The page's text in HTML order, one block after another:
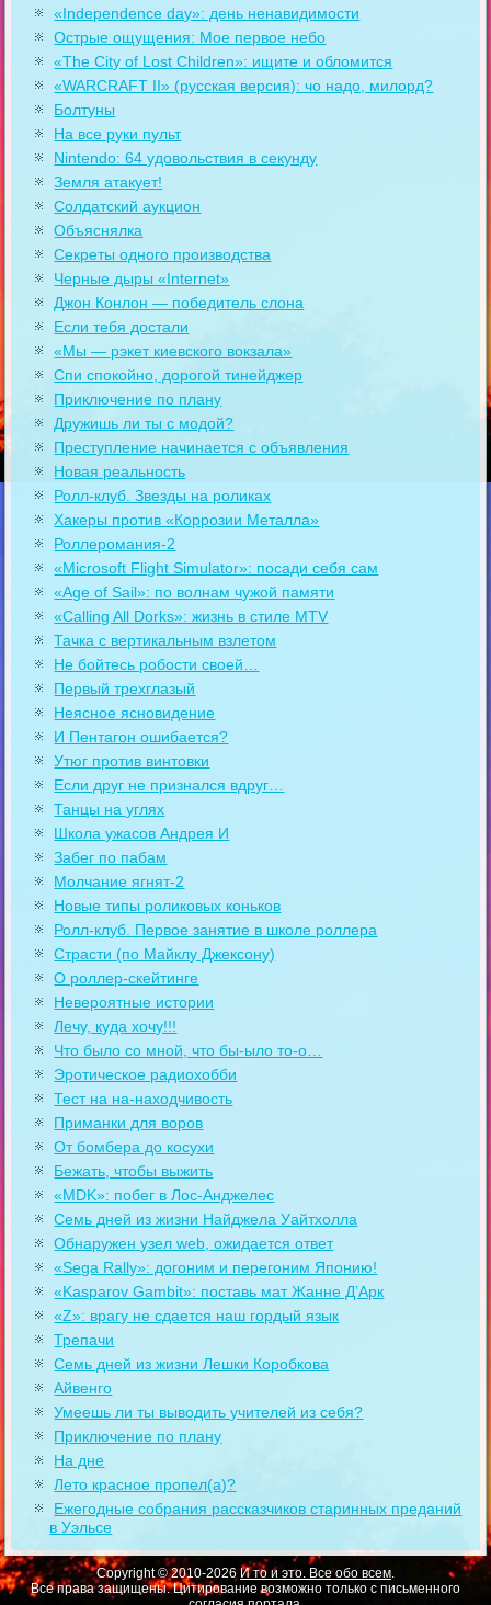
«Independence day»: день ненавидимости
Острые ощущения: Мое первое небо
«The City of Lost Children»: ищите и обломится
«WARCRAFT II» (русская версия): чо надо, милорд?
Болтуны
На все руки пульт
Nintendo: 64 удовольствия в секунду
Земля атакует!
Солдатский аукцион
Объяснялка
Секреты одного производства
Черные дыры «Internet»
Джон Конлон — победитель слона
Если тебя достали
«Мы — рэкет киевского вокзала»
Спи спокойно, дорогой тинейджер
Приключение по плану
Дружишь ли ты с модой?
Преступление начинается с объявления
Новая реальность
Ролл-клуб. Звезды на роликах
Хакеры против «Коррозии Металла»
Роллеромания-2
«Microsoft Flight Simulator»: посади себя сам
«Age of Sail»: по волнам чужой памяти
«Calling All Dorks»: жизнь в стиле MTV
Тачка с вертикальным взлетом
Не бойтесь робости своей…
Первый трехглазый
Неясное ясновидение
И Пентагон ошибается?
Утюг против винтовки
Если друг не признался вдруг…
Танцы на углях
Школа ужасов Андрея И
Забег по пабам
Молчание ягнят-2
Новые типы роликовых коньков
Ролл-клуб. Первое занятие в школе роллера
Страсти (по Майклу Джексону)
О роллер-скейтинге
Невероятные истории
Лечу, куда хочу!!!
Что было со мной, что бы-ыло то-о…
Эротическое радиохобби
Тест на на-находчивость
Приманки для воров
От бомбера до косухи
Бежать, чтобы выжить
«MDK»: побег в Лос-Анджелес
Семь дней из жизни Найджела Уайтхолла
Обнаружен узел web, ожидается ответ
«Sega Rally»: догоним и перегоним Японию!
«Kasparov Gambit»: поставь мат Жанне Д’Арк
«Z»: врагу не сдается наш гордый язык
Трепачи
Семь дней из жизни Лешки Коробкова
Айвенго
Умеешь ли ты выводить учителей из себя?
Приключение по плану
На дне
Лето красное пропел(а)?
Ежегодные собрания рассказчиков старинных преданий
в Уэльсе
Copyright © 2010-2026 И то и это. Все обо всем.
Все права защищены. Цитирование возможно только с письменного